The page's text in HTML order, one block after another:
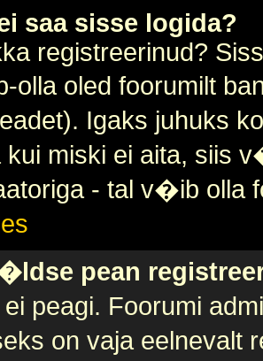
saa sisse logida?
registreerinud?
olla oled foorumilt
Igaks juhuks
kui miski ei aita, siis
- tal v�ib olla
pean
peagi. Foorumi
on vaja eelnevalt